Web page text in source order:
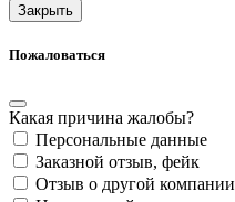
Закрыть
Пожаловаться
Какая причина жалобы?
Персональные данные
Заказной отзыв, фейк
Отзыв о другой компании